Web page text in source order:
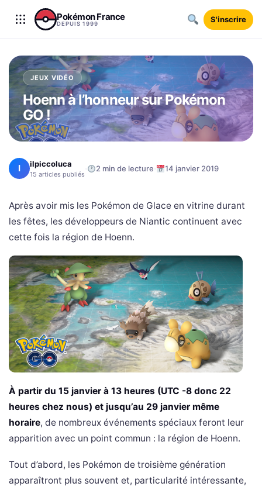
Aller au contenu
Pokémon France
DEPUIS 1999 S'inscrire
JEUX VIDÉO
Hoenn à l’honneur sur Pokémon
GO !
I ilpiccoluca
15 articles publiés · 2 min de lecture· 14 janvier 2019
Après avoir mis les Pokémon de Glace en vitrine durant
les fêtes, les développeurs de Niantic continuent avec
cette fois la région de Hoenn.
À partir du 15 janvier à 13 heures (UTC -8 donc 22
heures chez nous) et jusqu’au 29 janvier même
horaire, de nombreux événements spéciaux feront leur
apparition avec un point commun : la région de Hoenn.
Tout d’abord, les Pokémon de troisième génération
apparaîtront plus souvent et, particularité intéressante,